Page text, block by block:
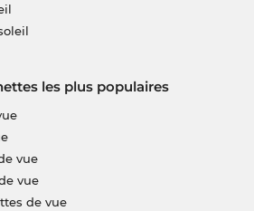
les plus populaires
vue
vue
de vue